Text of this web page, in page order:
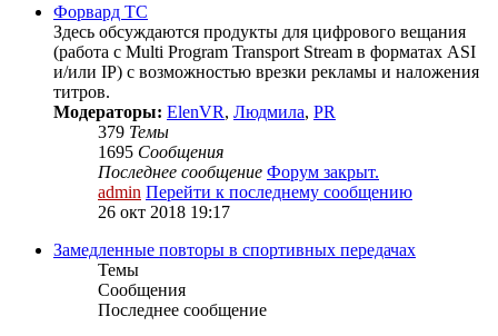
Форвард ТС
Здесь обсуждаются продукты для цифрового вещания
(работа с Multi Program Transport Stream в форматах ASI
и/или IP) с возможностью врезки рекламы и наложения
титров.
Модераторы: ElenVR, Людмила, PR
379 Темы
1695 Сообщения
Последнее сообщение Форум закрыт.
admin Перейти к последнему сообщению
26 окт 2018 19:17
Замедленные повторы в спортивных передачах
Темы
Сообщения
Последнее сообщение